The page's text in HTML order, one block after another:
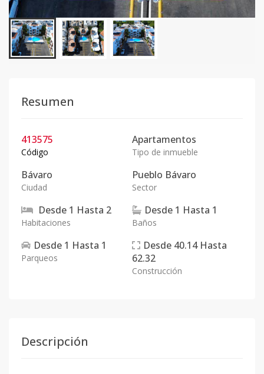
Resumen
413575
Código
Apartamentos
Tipo de inmueble
Bávaro
Ciudad
Pueblo Bávaro
Sector
Desde 1 Hasta 2
Habitaciones
Desde 1 Hasta 1
Baños
Desde 1 Hasta 1
Parqueos
Desde 40.14 Hasta
62.32
Construcción
Descripción